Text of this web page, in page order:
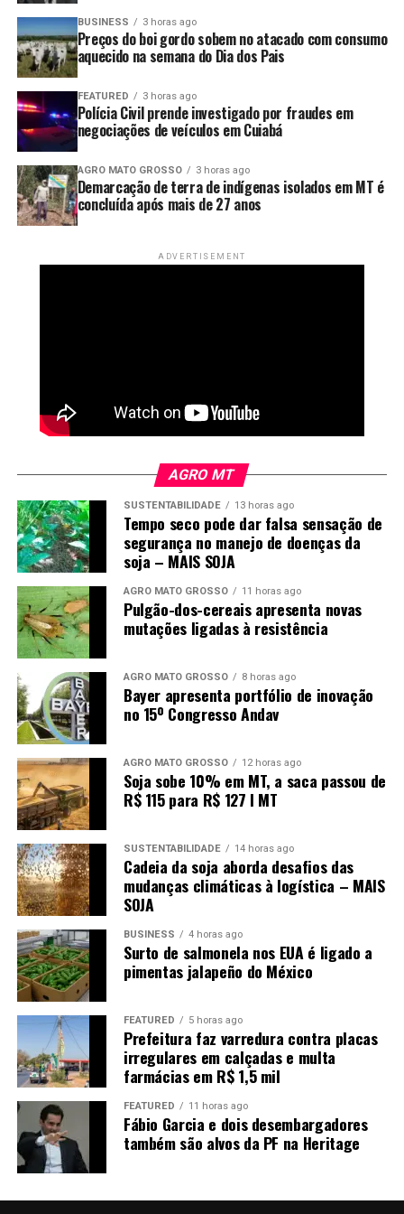
BUSINESS 3 horas ago
Preços do boi gordo sobem no atacado com consumo
aquecido na semana do Dia dos Pais
FEATURED 3 horas ago
Polícia Civil prende investigado por fraudes em
negociações de veículos em Cuiabá
AGRO MATO GROSSO 3 horas ago
Demarcação de terra de indígenas isolados em MT é
concluída após mais de 27 anos
ADVERTISEMENT
AGRO MT
SUSTENTABILIDADE 13 horas ago
Tempo seco pode dar falsa sensação de
segurança no manejo de doenças da
soja – MAIS SOJA
AGRO MATO GROSSO 11 horas ago
Pulgão-dos-cereais apresenta novas
mutações ligadas à resistência
AGRO MATO GROSSO 8 horas ago
Bayer apresenta portfólio de inovação
no 15º Congresso Andav
AGRO MATO GROSSO 12 horas ago
Soja sobe 10% em MT, a saca passou de
R$ 115 para R$ 127 I MT
SUSTENTABILIDADE 14 horas ago
Cadeia da soja aborda desafios das
mudanças climáticas à logística – MAIS
SOJA
BUSINESS 4 horas ago
Surto de salmonela nos EUA é ligado a
pimentas jalapeño do México
FEATURED 5 horas ago
Prefeitura faz varredura contra placas
irregulares em calçadas e multa
farmácias em R$ 1,5 mil
FEATURED 11 horas ago
Fábio Garcia e dois desembargadores
também são alvos da PF na Heritage